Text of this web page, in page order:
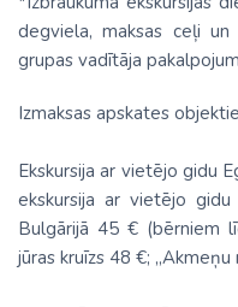
degviela, maksas ceļi
grupas vadītāja
Izmaksas apskates
Ekskursija ar vietējo gidu
ekskursija ar vietējo
Bulgārijā 45 € (bērniem
jūras kruīzs 48 €;